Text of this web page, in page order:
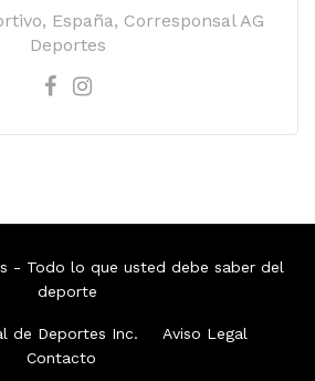
España, Corresponsal AG
Deportes
- Todo lo que usted debe saber del
deporte
de Deportes Inc.
Aviso Legal
Contacto